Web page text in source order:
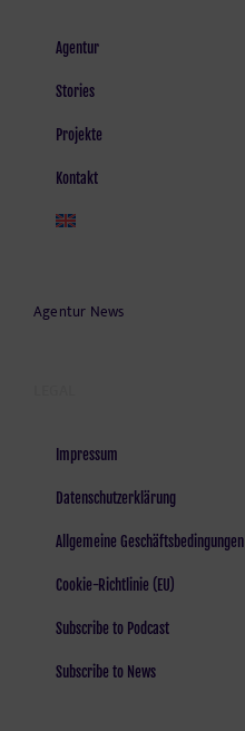
Agentur
Stories
Projekte
Kontakt
Agentur News
Impressum
Datenschutzerklärung
Allgemeine Geschäftsbedingungen
Cookie-Richtlinie (EU)
Subscribe to Podcast
Subscribe to News